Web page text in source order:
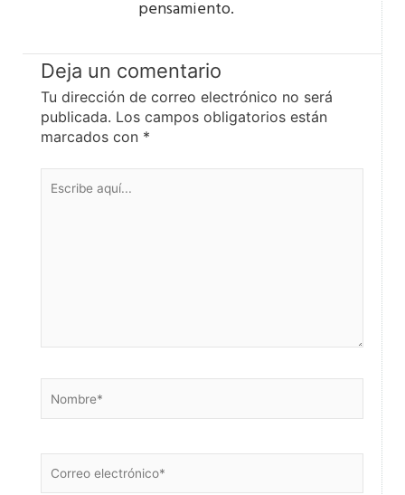
pensamiento.
Deja un comentario
Tu dirección de correo electrónico no será
publicada. Los campos obligatorios están
marcados con *
aquí...
electrónico*